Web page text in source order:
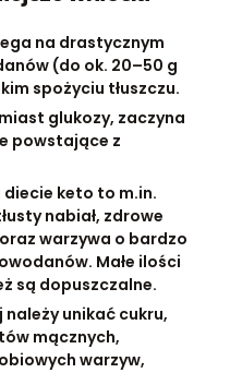
na drastycznym
(do ok. 20–50 g
spożyciu tłuszczu.
glukozy, zaczyna
powstające z
keto to m.in.
nabiał, zdrowe
warzywa o bardzo
Małe ilości
są dopuszczalne.
unikać cukru,
mącznych,
warzyw,